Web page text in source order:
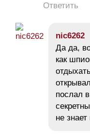
Ответить
nic6262
Да да,
как
послал
не